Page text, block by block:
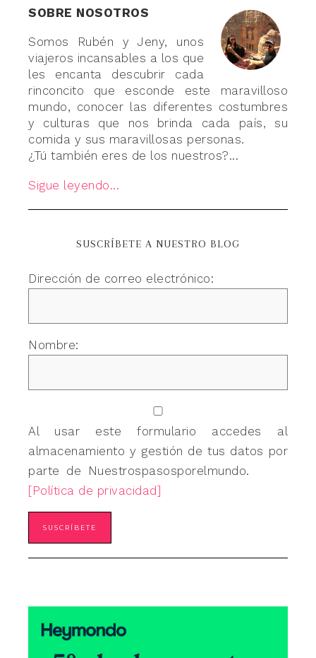
SOBRE NOSOTROS
Somos Rubén y Jeny, unos
viajeros incansables a los que
les encanta descubrir cada
rinconcito que esconde este maravilloso
mundo, conocer las diferentes costumbres
y culturas que nos brinda cada país, su
comida y sus maravillosas personas.
¿Tú también eres de los nuestros?...
Sigue leyendo...
SUSCRÍBETE A NUESTRO BLOG
Dirección de correo electrónico:
Nombre:
Al usar este formulario accedes al
almacenamiento y gestión de tus datos por
parte de Nuestrospasosporelmundo.
[Política de privacidad]